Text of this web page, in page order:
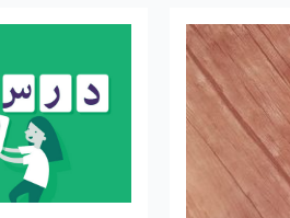
بنویسیم
نوشته
احمد